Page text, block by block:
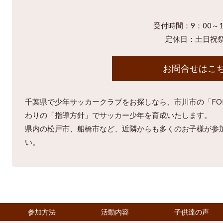
受付時間：9：00～
定休日：土日祝
お問合せはこ
千葉県で少年サッカークラブをお探しなら、市川市の「
わりの「指導方針」でサッカー少年を育成いたします。
県内の松戸市、船橋市など、近隣からも多くのお子様が
い。
参加方法 活動内容 子供達の声